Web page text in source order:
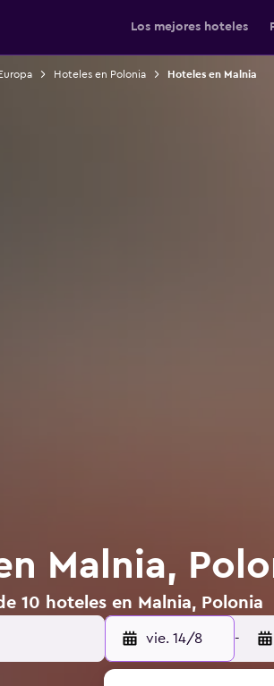
Los mejores hoteles
Hoteles en Polonia Hoteles en Malnia
Malnia,
10 hoteles en Malnia, Polonia
vie. 14/8 -